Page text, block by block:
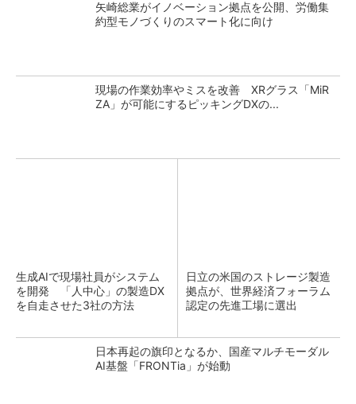
矢崎総業がイノベーション拠点を公開、労働集
約型モノづくりのスマート化に向け
現場の作業効率やミスを改善 XRグラス「MiR
ZA」が可能にするピッキングDXの...
生成AIで現場社員がシステム
を開発 「人中心」の製造DX
を自走させた3社の方法
日立の米国のストレージ製造
拠点が、世界経済フォーラム
認定の先進工場に選出
日本再起の旗印となるか、国産マルチモーダル
AI基盤「FRONTia」が始動